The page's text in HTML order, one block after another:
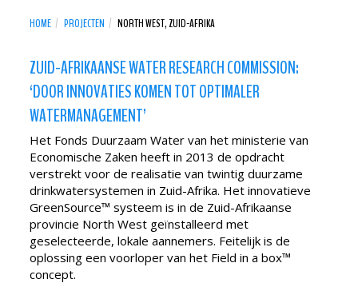
HOME PROJECTEN NORTH WEST, ZUID-AFRIKA
ZUID-AFRIKAANSE WATER RESEARCH COMMISSION:
‘DOOR INNOVATIES KOMEN TOT OPTIMALER
WATERMANAGEMENT’
Het Fonds Duurzaam Water van het ministerie van
Economische Zaken heeft in 2013 de opdracht
verstrekt voor de realisatie van twintig duurzame
drinkwatersystemen in Zuid-Afrika. Het innovatieve
GreenSource™ systeem is in de Zuid-Afrikaanse
provincie North West geïnstalleerd met
geselecteerde, lokale aannemers. Feitelijk is de
oplossing een voorloper van het Field in a box™
concept.